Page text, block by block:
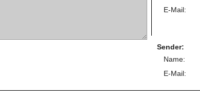
E-Mail:
Sender:
Name:
E-Mail: